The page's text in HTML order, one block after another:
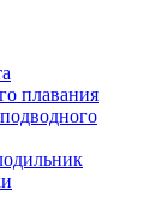
плавания